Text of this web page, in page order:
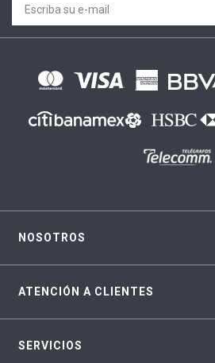
NOSOTROS
ATENCIÓN A CLIENTES
SERVICIOS